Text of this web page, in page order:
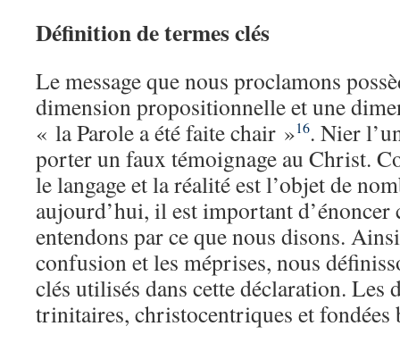
Définition de termes clés
Le message que nous proclamons
dimension propositionnelle et une
« la Parole a été faite chair »16. Nier
porter un faux témoignage au Christ.
le langage et la réalité est l’objet de
aujourd’hui, il est important d’énoncer
entendons par ce que nous disons.
confusion et les méprises, nous
clés utilisés dans cette déclaration. Les
trinitaires, christocentriques et